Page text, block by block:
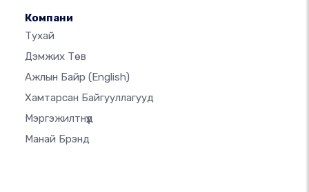
Компани
Тухай
Дэмжих Төв
Ажлын Байр (English)
Хамтарсан Байгууллагууд
Мэргэжилтнүүд
Манай Брэнд